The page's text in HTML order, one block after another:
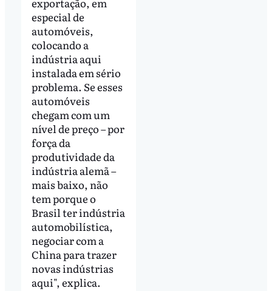
especial de
automóveis,
colocando a
indústria aqui
instalada em sério
problema. Se esses
automóveis
chegam com um
nível de preço – por
força da
produtividade da
indústria alemã –
mais baixo, não
tem porque o
Brasil ter indústria
automobilística,
negociar com a
China para trazer
novas indústrias
aqui", explica.